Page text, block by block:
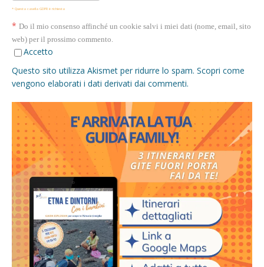
* Questa casella GDPR è richiesta
* Do il mio consenso affinché un cookie salvi i miei dati (nome, email, sito
web) per il prossimo commento.
Accetto
Questo sito utilizza Akismet per ridurre lo spam. Scopri come
vengono elaborati i dati derivati dai commenti.